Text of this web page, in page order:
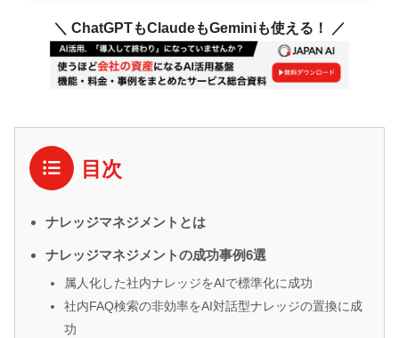
＼ ChatGPTもClaudeもGeminiも使える！ ／
目次
ナレッジマネジメントとは
ナレッジマネジメントの成功事例6選
属人化した社内ナレッジをAIで標準化に成功
社内FAQ検索の非効率をAI対話型ナレッジの置換に成
功